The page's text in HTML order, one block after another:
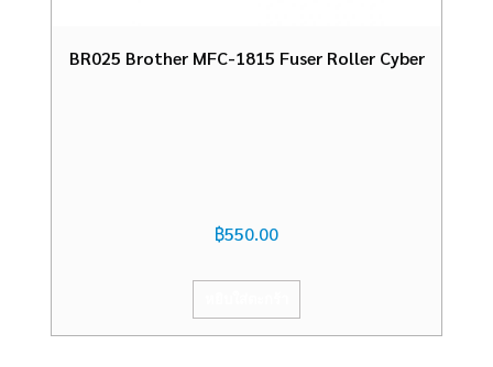
BR025 Brother MFC-1815 Fuser Roller Cyber
฿550.00